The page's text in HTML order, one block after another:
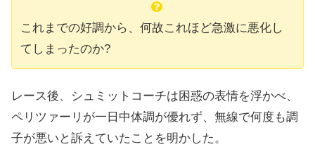
これまでの好調から、何故これほど急激に悪化し
てしまったのか?
レース後、シュミットコーチは困惑の表情を浮かべ、
ペリツァーリが一日中体調が優れず、無線で何度も調
子が悪いと訴えていたことを明かした。